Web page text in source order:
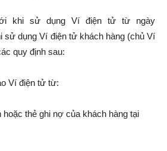
khi sử dụng Ví điện tử từ ngày
sử dụng Ví điện tử khách hàng (chủ Ví
quy định sau:
Ví điện tử từ:
hoặc thẻ ghi nợ của khách hàng tại